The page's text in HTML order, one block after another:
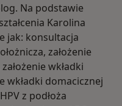
Na podstawie
Karolina
jak: konsultacja
założenie
wkładki
wkładki domacicznej
z podłoża